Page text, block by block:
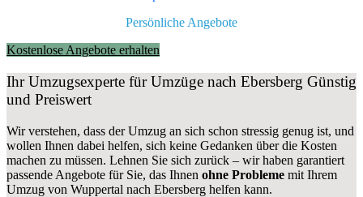
Persönliche Angebote
Kostenlose Angebote erhalten
Ihr Umzugsexperte für Umzüge nach Ebersberg Günstig
und Preiswert
Wir verstehen, dass der Umzug an sich schon stressig genug ist, und
wollen Ihnen dabei helfen, sich keine Gedanken über die Kosten
machen zu müssen. Lehnen Sie sich zurück – wir haben garantiert
passende Angebote für Sie, das Ihnen ohne Probleme mit Ihrem
Umzug von Wuppertal nach Ebersberg helfen kann.